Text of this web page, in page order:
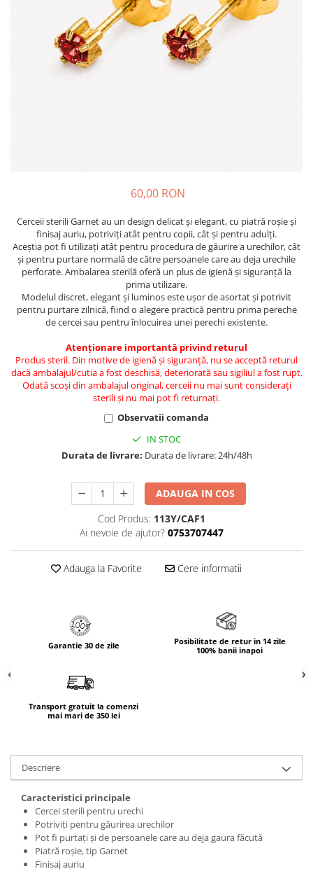
60,00 RON
Cerceii sterili Garnet au un design delicat și elegant, cu piatră roșie și
finisaj auriu, potriviți atât pentru copii, cât și pentru adulți.
Aceștia pot fi utilizați atât pentru procedura de găurire a urechilor, cât
și pentru purtare normală de către persoanele care au deja urechile
perforate. Ambalarea sterilă oferă un plus de igienă și siguranță la
prima utilizare.
Modelul discret, elegant și luminos este ușor de asortat și potrivit
pentru purtare zilnică, fiind o alegere practică pentru prima pereche
de cercei sau pentru înlocuirea unei perechi existente.
Atenționare importantă privind returul
Produs steril. Din motive de igienă și siguranță, nu se acceptă returul
dacă ambalajul/cutia a fost deschisă, deteriorată sau sigiliul a fost rupt.
Odată scoși din ambalajul original, cerceii nu mai sunt considerați
sterili și nu mai pot fi returnați.
Observatii comanda
IN STOC
Durata de livrare: Durata de livrare: 24h/48h
ADAUGA IN COS
Cod Produs: 113Y/CAF1
Ai nevoie de ajutor? 0753707447
Adauga la Favorite Cere informatii
Garantie 30 de zile
Posibilitate de retur in 14 zile
100% banii inapoi
Transport gratuit la comenzi
mai mari de 350 lei
Descriere
Caracteristici principale
Cercei sterili pentru urechi
Potriviți pentru găurirea urechilor
Pot fi purtați și de persoanele care au deja gaura făcută
Piatră roșie, tip Garnet
Finisaj auriu